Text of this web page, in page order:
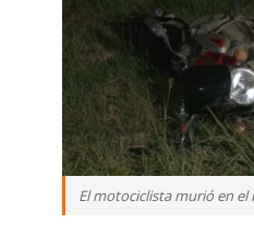
El motociclista murió en el